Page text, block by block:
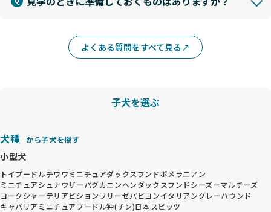
よくある質問をすべて見る
子犬を選ぶ
犬種 から子犬を探す
小型犬
トイプードルチワワミニチュアダックスフンドポメラニアン
ミニチュアシュナウザーパグカニンヘンダックスフンドシーズーマルチーズ
ヨークシャーテリアビションフリーゼパピヨンイタリアングレーハウンド
キャバリア ミニチュアプードル狆(チン)日本スピッツ